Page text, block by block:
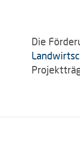
Die